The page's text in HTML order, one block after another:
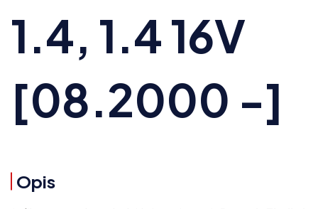
1.4, 1.4 16V
[08.2000 -]
Opis